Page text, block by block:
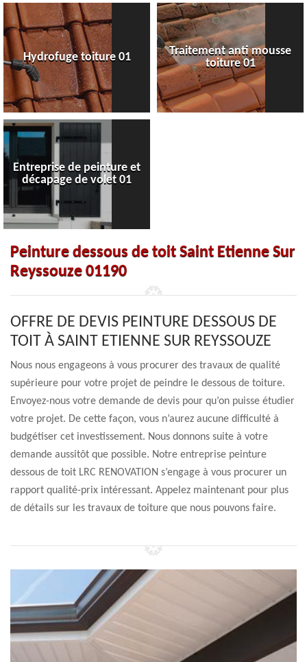
Hydrofuge toiture 01
Traitement anti mousse
toiture 01
Entreprise de peinture et
décapage de volet 01
Peinture dessous de toit Saint Etienne Sur
Reyssouze 01190
OFFRE DE DEVIS PEINTURE DESSOUS DE
TOIT À SAINT ETIENNE SUR REYSSOUZE
Nous nous engageons à vous procurer des travaux de qualité
supérieure pour votre projet de peindre le dessous de toiture.
Envoyez-nous votre demande de devis pour qu’on puisse étudier
votre projet. De cette façon, vous n’aurez aucune difficulté à
budgétiser cet investissement. Nous donnons suite à votre
demande aussitôt que possible. Notre entreprise peinture
dessous de toit LRC RENOVATION s’engage à vous procurer un
rapport qualité-prix intéressant. Appelez maintenant pour plus
de détails sur les travaux de toiture que nous pouvons faire.